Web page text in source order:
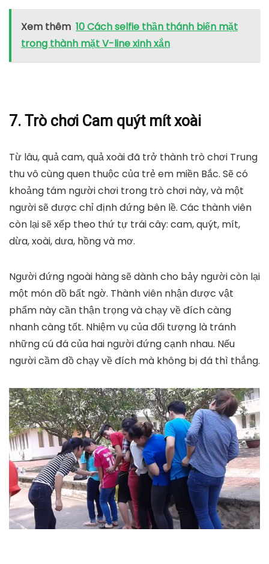
Xem thêm 10 Cách selfie thần thánh biến mặt
trong thành mặt V-line xinh xắn
7. Trò chơi Cam quýt mít xoài
Từ lâu, quả cam, quả xoài đã trở thành trò chơi Trung
thu vô cùng quen thuộc của trẻ em miền Bắc. Sẽ có
khoảng tám người chơi trong trò chơi này, và một
người sẽ được chỉ định đứng bên lề. Các thành viên
còn lại sẽ xếp theo thứ tự trái cây: cam, quýt, mít,
dừa, xoài, dưa, hồng và mơ.
Người đứng ngoài hàng sẽ dành cho bảy người còn lại
một món đồ bất ngờ. Thành viên nhận được vật
phẩm này cần thận trọng và chạy về đích càng
nhanh càng tốt. Nhiệm vụ của đối tượng là tránh
những cú đá của hai người đứng cạnh nhau. Nếu
người cầm đồ chạy về đích mà không bị đá thì thắng.